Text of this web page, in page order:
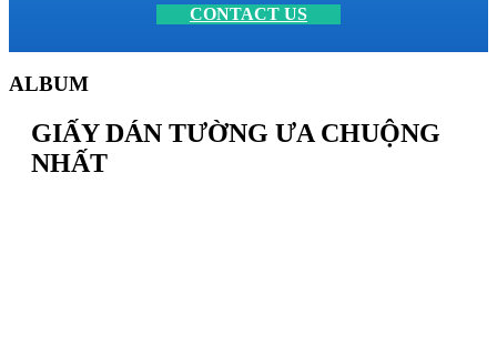
CONTACT US
ALBUM
GIẤY DÁN TƯỜNG ƯA CHUỘNG
NHẤT